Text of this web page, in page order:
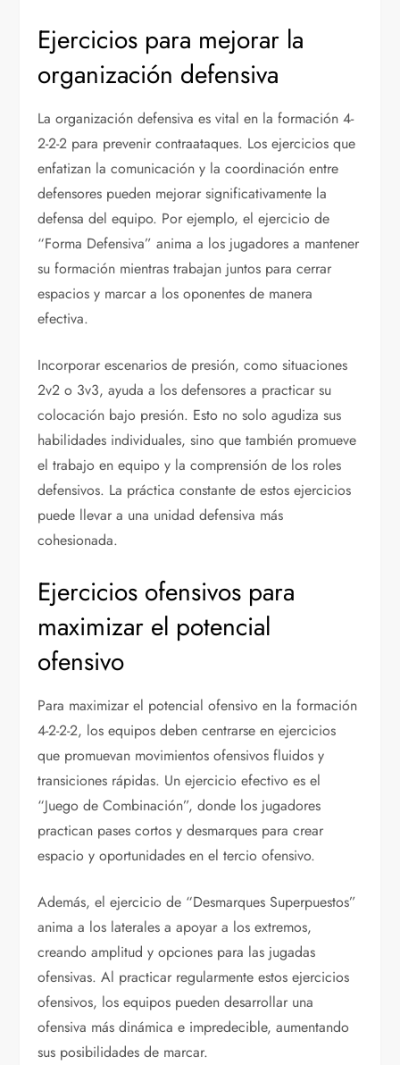
Ejercicios para mejorar la
organización defensiva
La organización defensiva es vital en la formación 4-
2-2-2 para prevenir contraataques. Los ejercicios que
enfatizan la comunicación y la coordinación entre
defensores pueden mejorar significativamente la
defensa del equipo. Por ejemplo, el ejercicio de
“Forma Defensiva” anima a los jugadores a mantener
su formación mientras trabajan juntos para cerrar
espacios y marcar a los oponentes de manera
efectiva.
Incorporar escenarios de presión, como situaciones
2v2 o 3v3, ayuda a los defensores a practicar su
colocación bajo presión. Esto no solo agudiza sus
habilidades individuales, sino que también promueve
el trabajo en equipo y la comprensión de los roles
defensivos. La práctica constante de estos ejercicios
puede llevar a una unidad defensiva más
cohesionada.
Ejercicios ofensivos para
maximizar el potencial
ofensivo
Para maximizar el potencial ofensivo en la formación
4-2-2-2, los equipos deben centrarse en ejercicios
que promuevan movimientos ofensivos fluidos y
transiciones rápidas. Un ejercicio efectivo es el
“Juego de Combinación”, donde los jugadores
practican pases cortos y desmarques para crear
espacio y oportunidades en el tercio ofensivo.
Además, el ejercicio de “Desmarques Superpuestos”
anima a los laterales a apoyar a los extremos,
creando amplitud y opciones para las jugadas
ofensivas. Al practicar regularmente estos ejercicios
ofensivos, los equipos pueden desarrollar una
ofensiva más dinámica e impredecible, aumentando
sus posibilidades de marcar.